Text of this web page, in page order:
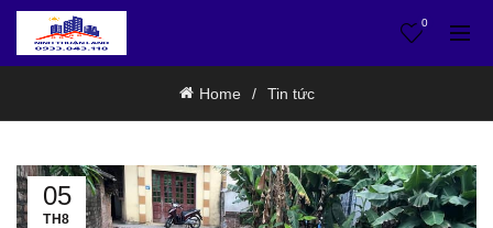
0
Home Tin tức
05
TH8